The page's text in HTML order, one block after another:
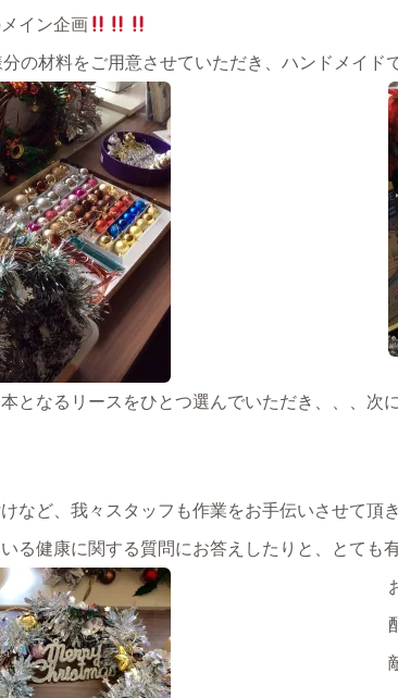
イン企画
の材料をご用意させていただき、ハンドメイド
となるリースをひとつ選んでいただき、、、
など、我々スタッフも作業をお手伝いさせて
る健康に関する質問にお答えしたりと、とても